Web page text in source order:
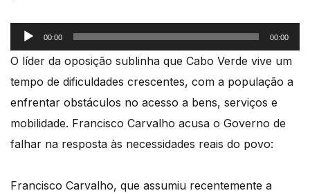
Reprodutor
de
00:00 00:00
O líder da oposição sublinha que Cabo Verde vive um
tempo de dificuldades crescentes, com a população a
enfrentar obstáculos no acesso a bens, serviços e
mobilidade. Francisco Carvalho acusa o Governo de
falhar na resposta às necessidades reais do povo:
Francisco Carvalho, que assumiu recentemente a